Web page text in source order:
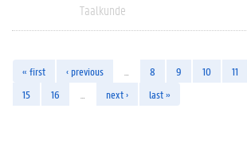
Taalkunde
« first ‹ previous 8 9 10 11
15
16 next › last »